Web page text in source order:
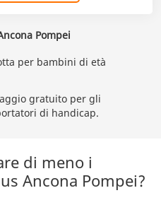
Pompei
per bambini di età
gratuito per gli
di handicap.
di meno i
Ancona Pompei?